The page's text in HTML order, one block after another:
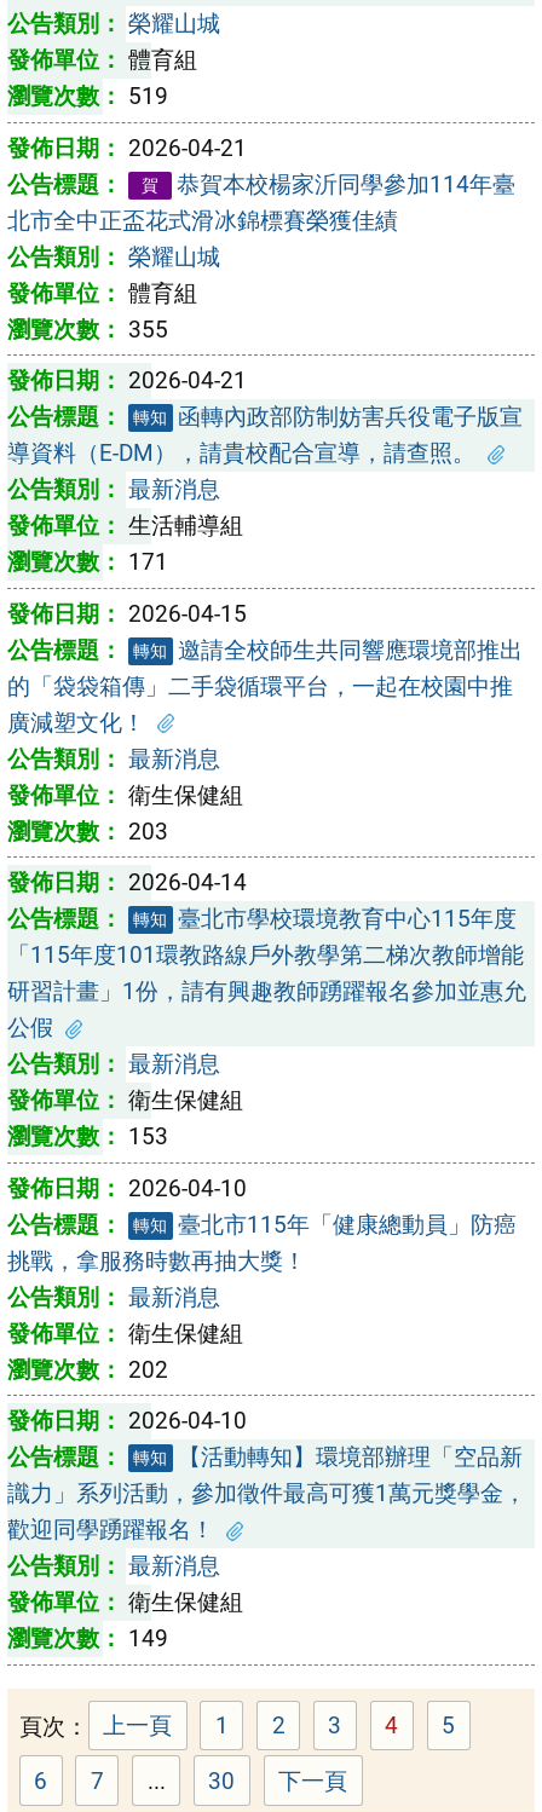
榮耀山城
體育組
519
2026-04-21
賀
恭賀本校楊家沂同學參加114年臺
北市全中正盃花式滑冰錦標賽榮獲佳績
榮耀山城
體育組
355
2026-04-21
轉知
函轉內政部防制妨害兵役電子版宣
導資料（E-DM），請貴校配合宣導，請查照。
最新消息
生活輔導組
171
2026-04-15
轉知 邀請全校師生共同響應環境部推出
的「袋袋箱傳」二手袋循環平台，一起在校園中推
廣減塑文化！
最新消息
衛生保健組
203
2026-04-14
轉知 臺北市學校環境教育中心115年度
「115年度101環教路線戶外教學第二梯次教師增能
研習計畫」1份，請有興趣教師踴躍報名參加並惠允
公假
最新消息
衛生保健組
153
2026-04-10
轉知 臺北市115年「健康總動員」防癌
挑戰，拿服務時數再抽大獎！
最新消息
衛生保健組
202
2026-04-10
轉知
【活動轉知】環境部辦理「空品新
識力」系列活動，參加徵件最高可獲1萬元獎學金，
歡迎同學踴躍報名！
最新消息
衛生保健組
149
頁次： 上一頁 頁次：
1 頁次：
2 頁次：
3 頁次：
4 5
頁次：
6 頁次：
7 ... 頁次：
30 下一頁